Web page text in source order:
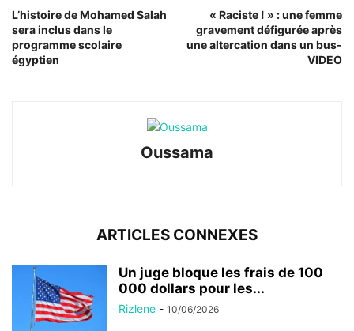
L’histoire de Mohamed Salah
sera inclus dans le
programme scolaire
égyptien
« Raciste ! » : une femme
gravement défigurée après
une altercation dans un bus-
VIDEO
Oussama
ARTICLES CONNEXES
Un juge bloque les frais de 100
000 dollars pour les...
Rizlene - 10/06/2026